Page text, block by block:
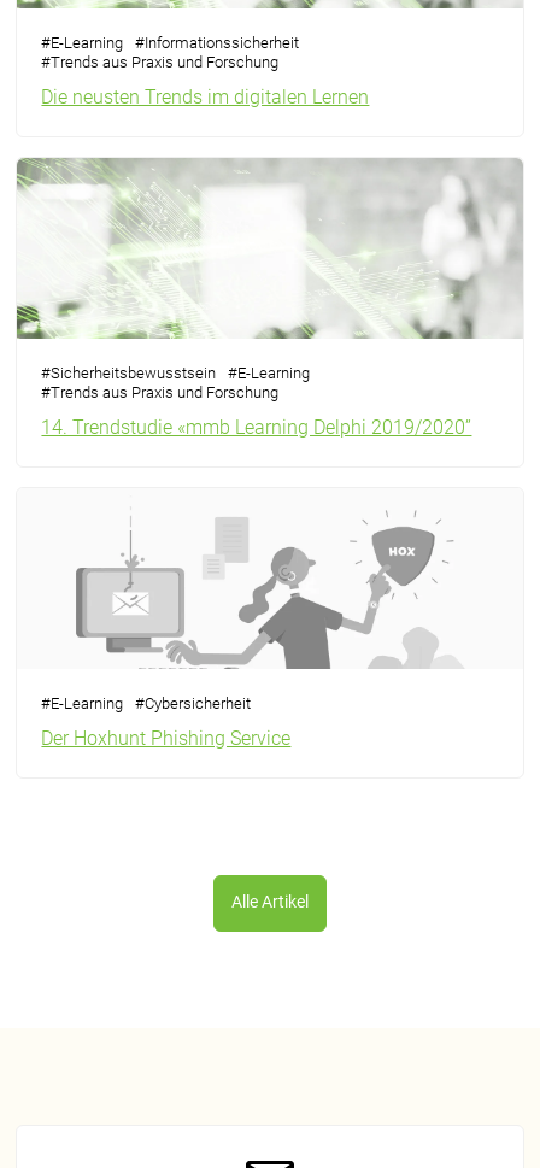
#E-Learning #Informationssicherheit
#Trends aus Praxis und Forschung
Die neusten Trends im digitalen Lernen
#Sicherheitsbewusstsein #E-Learning
#Trends aus Praxis und Forschung
14. Trendstudie «mmb Learning Delphi 2019/2020”
#E-Learning #Cybersicherheit
Der Hoxhunt Phishing Service
Alle Artikel